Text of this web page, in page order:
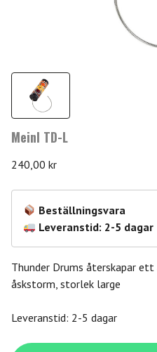
Meinl TD-L
240,00 kr
Beställningsvara
Leveranstid: 2-5 dagar
Thunder Drums återskapar
åskstorm, storlek large
Leveranstid: 2-5 dagar